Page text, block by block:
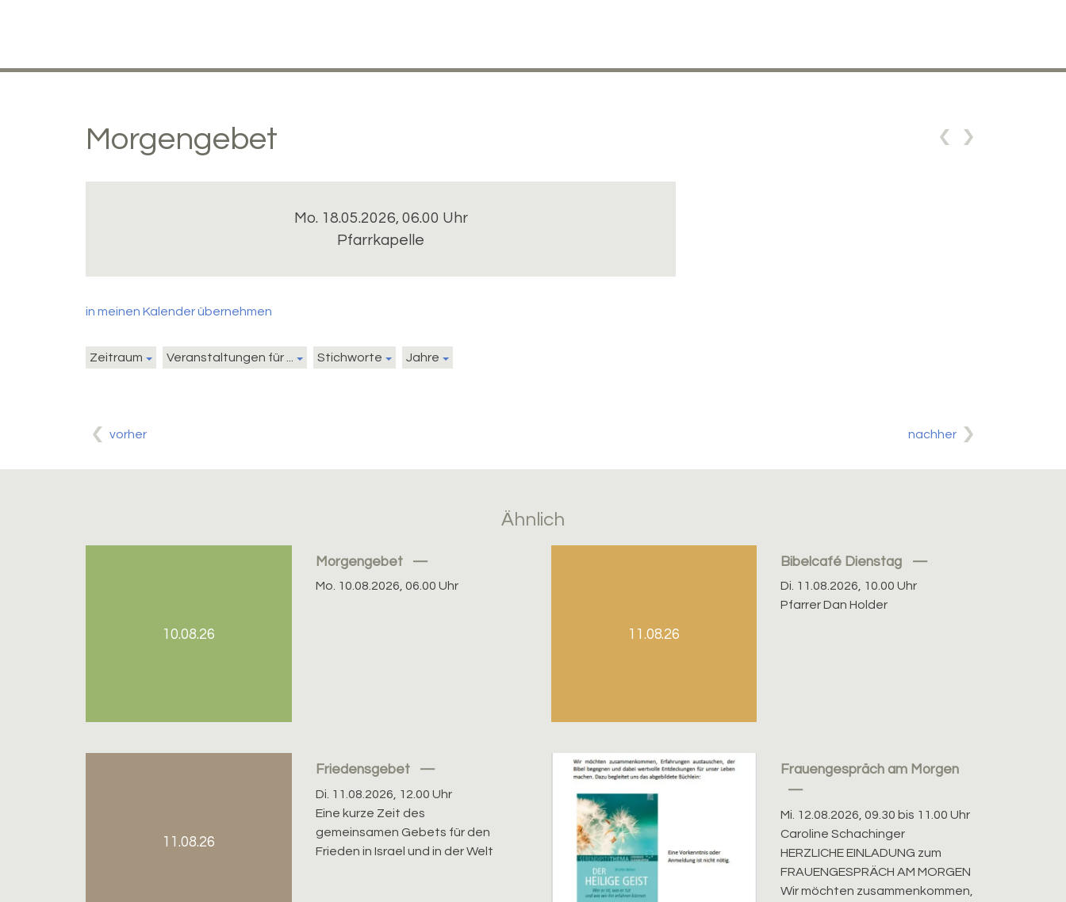
Morgengebet
Mo. 18.05.2026, 06.00 Uhr
Pfarrkapelle
in meinen Kalender übernehmen
Zeitraum Veranstaltungen für ... Stichworte Jahre
vorher nachher
Ähnlich
10.08.26
Morgengebet
Mo. 10.08.2026, 06.00 Uhr
11.08.26
Bibelcafé Dienstag
Di. 11.08.2026, 10.00 Uhr
Pfarrer Dan Holder
11.08.26
Friedensgebet
Di. 11.08.2026, 12.00 Uhr
Eine kurze Zeit des
gemeinsamen Gebets für den
Frieden in Israel und in der Welt
Frauengespräch am Morgen
Mi. 12.08.2026, 09.30 bis 11.00 Uhr
Caroline Schachinger
HERZLICHE EINLADUNG zum
FRAUENGESPRÄCH AM MORGEN
Wir möchten zusammenkommen,